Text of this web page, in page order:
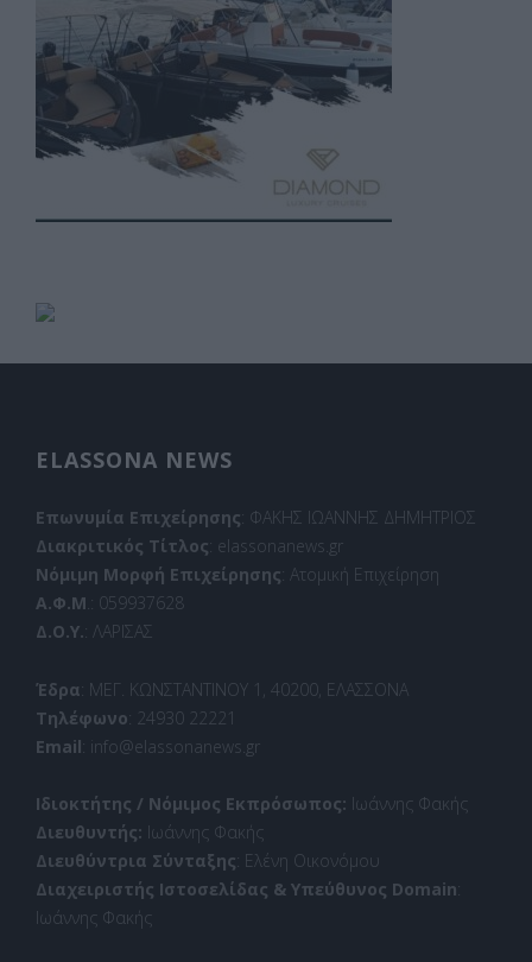
ELASSONA NEWS
Επωνυμία Επιχείρησης: ΦΑΚΗΣ ΙΩΑΝΝΗΣ ΔΗΜΗΤΡΙΟΣ
Διακριτικός Τίτλος: elassonanews.gr
Νόμιμη Μορφή Επιχείρησης: Ατομική Επιχείρηση
Α.Φ.Μ.: 059937628
Δ.Ο.Υ.: ΛΑΡΙΣΑΣ
Έδρα: ΜΕΓ. ΚΩΝΣΤΑΝΤΙΝΟΥ 1, 40200, ΕΛΑΣΣΟΝΑ
Τηλέφωνο: 24930 22221
Email: info@elassonanews.gr
Ιδιοκτήτης / Νόμιμος Εκπρόσωπος: Ιωάννης Φακής
Διευθυντής: Ιωάννης Φακής
Διευθύντρια Σύνταξης: Ελένη Οικονόμου
Διαχειριστής Ιστοσελίδας & Υπεύθυνος Domain:
Ιωάννης Φακής